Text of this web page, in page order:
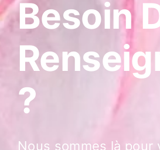
Besoin
?
Nous sommes là pour